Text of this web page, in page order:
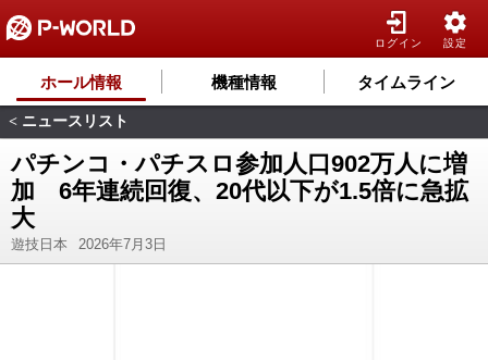
ログイン 設定
ホール情報 機種情報 タイムライン
< ニュースリスト
パチンコ・パチスロ参加人口902万人に増
加 6年連続回復、20代以下が1.5倍に急拡
大
遊技日本 2026年7月3日